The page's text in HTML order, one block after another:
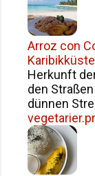
Arroz con
Karibikküste
Herkunft
den
dünnen